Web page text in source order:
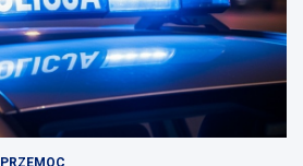
PRZEMOC